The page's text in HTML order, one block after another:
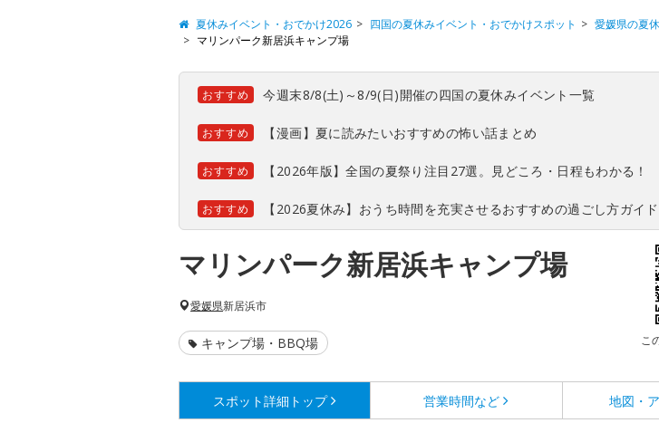
夏休みイベント・おでかけ2026 四国の夏休みイベント・おでかけスポット 愛媛県の夏
マリンパーク新居浜キャンプ場
おすすめ 今週末8/8(土)～8/9(日)開催の四国の夏休みイベント一覧
おすすめ 【漫画】夏に読みたいおすすめの怖い話まとめ
おすすめ 【2026年版】全国の夏祭り注目27選。見どころ・日程もわかる！
おすすめ 【2026夏休み】おうち時間を充実させるおすすめの過ごし方ガイド
マリンパーク新居浜キャンプ場
こ
愛媛県新居浜市
キャンプ場・BBQ場
スポット詳細 トップ 営業時間など 地図・